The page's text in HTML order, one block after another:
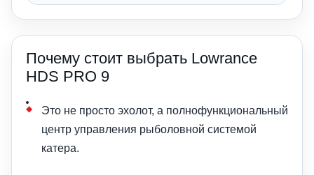
Почему стоит выбрать Lowrance
HDS PRO 9
Это не просто эхолот, а полнофункциональный
центр управления рыболовной системой
катера.